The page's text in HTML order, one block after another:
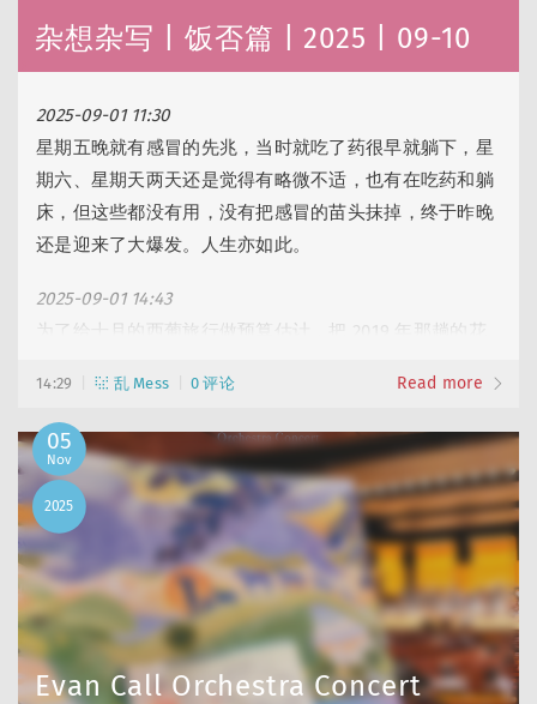
杂想杂写 | 饭否篇 | 2025 | 09-10
2025-09-01 11:30
星期五晚就有感冒的先兆，当时就吃了药很早就躺下，星
期六、星期天两天还是觉得有略微不适，也有在吃药和躺
床，但这些都没有用，没有把感冒的苗头抹掉，终于昨晚
还是迎来了大爆发。人生亦如此。
2025-09-01 14:43
为了给十月的西葡旅行做预算估计，把 2019 年那趟的花
右），震惊的是各类景点和博物馆门票一共花了 1800、买
周边花了 1400，加起来比吃饭还多 1000，还是精神食粮
更贵。
2025-09-06 16:36
今年第一次来东京（还没到，还在成田机场去东京的车
上。
2025-09……
14:29 乱 Mess 0 评论 Read more
05
Nov
2025
Evan Call Orchestra Concert